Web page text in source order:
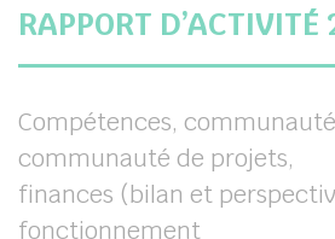
RAPPORT D’ACTIVITÉ
Compétences,
communauté de projets,
finances (bilan et
fonctionnement